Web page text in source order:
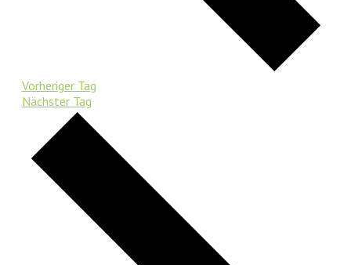
Vorheriger Tag
Nächster Tag